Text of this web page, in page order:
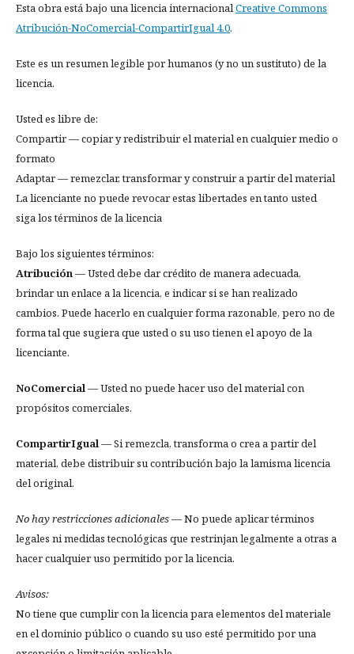
Esta obra está bajo una licencia internacionalCreative Commons
Atribución-NoComercial-CompartirIgual 4.0.
Este es un resumen legible por humanos (y no un sustituto) de la
licencia.
Usted es libre de:
Compartir — copiar y redistribuir el material en cualquier medio o
formato
Adaptar — remezclar, transformar y construir a partir del material
La licenciante no puede revocar estas libertades en tanto usted
siga los términos de la licencia
Bajo los siguientes términos:
Atribución— Usted debe dar crédito de manera adecuada,
brindar un enlace a la licencia, e indicar si se han realizado
cambios. Puede hacerlo en cualquier forma razonable, pero no de
forma tal que sugiera que usted o su uso tienen el apoyo de la
licenciante.
NoComercial— Usted no puede hacer uso del material con
propósitos comerciales.
CompartirIgual— Si remezcla, transforma o crea a partir del
material, debe distribuir su contribución bajo la lamisma licencia
del original.
No hay restricciones adicionales— No puede aplicar términos
legales ni medidas tecnológicas que restrinjan legalmente a otras a
hacer cualquier uso permitido por la licencia.
Avisos:
No tiene que cumplir con la licencia para elementos del materiale
en el dominio público o cuando su uso esté permitido por una